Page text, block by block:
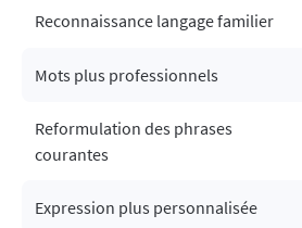
Reconnaissance langage familier
Mots plus professionnels
Reformulation des phrases
courantes
Expression plus personnalisée